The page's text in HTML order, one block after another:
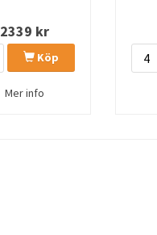
2339 kr
Köp
Mer info